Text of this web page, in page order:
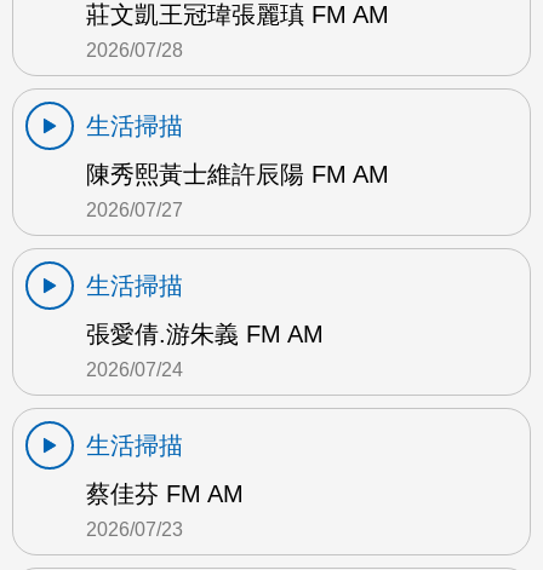
莊文凱王冠瑋張麗瑱 FM AM
2026/07/28
生活掃描
陳秀熙黃士維許辰陽 FM AM
2026/07/27
生活掃描
張愛倩.游朱義 FM AM
2026/07/24
生活掃描
蔡佳芬 FM AM
2026/07/23